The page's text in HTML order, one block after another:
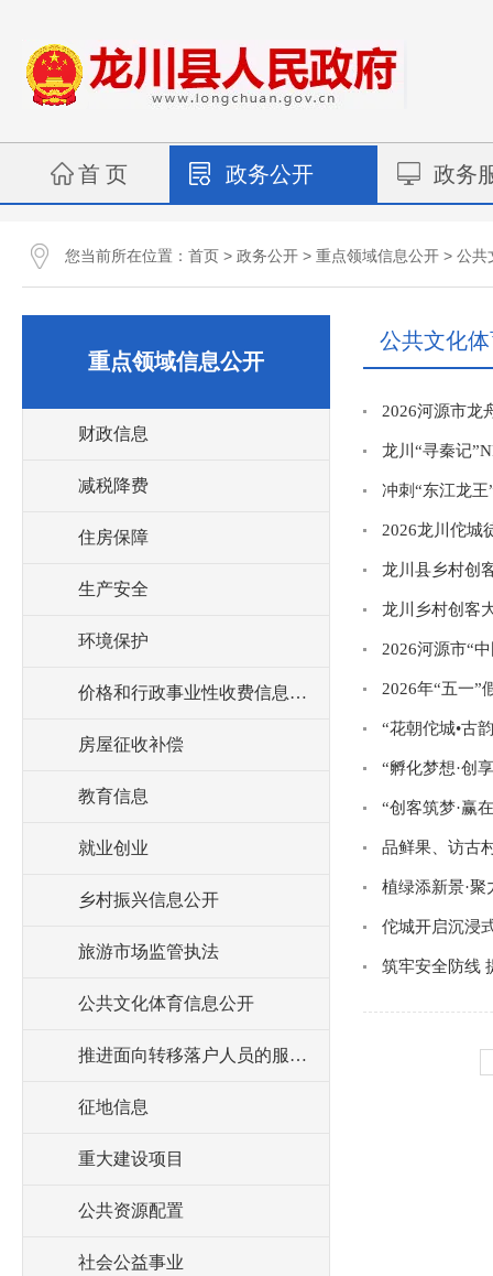
首 页 政务公开 政务
您当前所在位置： 首页 > 政务公开 > 重点领域信息公开 > 公共
重点领域信息公开
财政信息
减税降费
住房保障
生产安全
环境保护
价格和行政事业性收费信息公开
房屋征收补偿
教育信息
就业创业
乡村振兴信息公开
旅游市场监管执法
公共文化体育信息公开
推进面向转移落户人员的服务公开
征地信息
重大建设项目
公共资源配置
社会公益事业
公共文化
2026河源市龙
龙川“寻秦记
冲刺“东江龙
2026龙川佗城
龙川县乡村创
龙川乡村创客
2026河源市“
2026年“五一”
“花朝佗城•古
“孵化梦想·创
“创客筑梦·赢
品鲜果、访古
植绿添新景·
佗城开启沉浸
筑牢安全防线